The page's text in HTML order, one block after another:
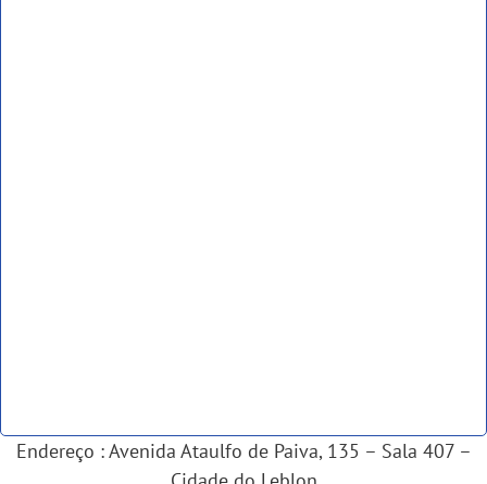
Endereço : Avenida Ataulfo de Paiva, 135 – Sala 407 –